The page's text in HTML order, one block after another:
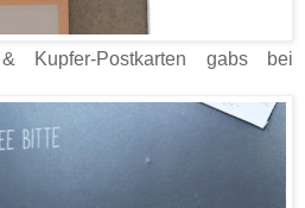
Kupfer-Postkarten gabs bei